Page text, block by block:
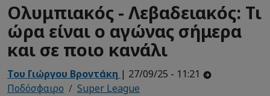
Ολυμπιακός - Λεβαδειακός: Τι
ώρα είναι ο αγώνας σήμερα
και σε ποιο κανάλι
Του Γιώργου Βροντάκη | 27/09/25 - 11:21
Ποδόσφαιρο
Super League